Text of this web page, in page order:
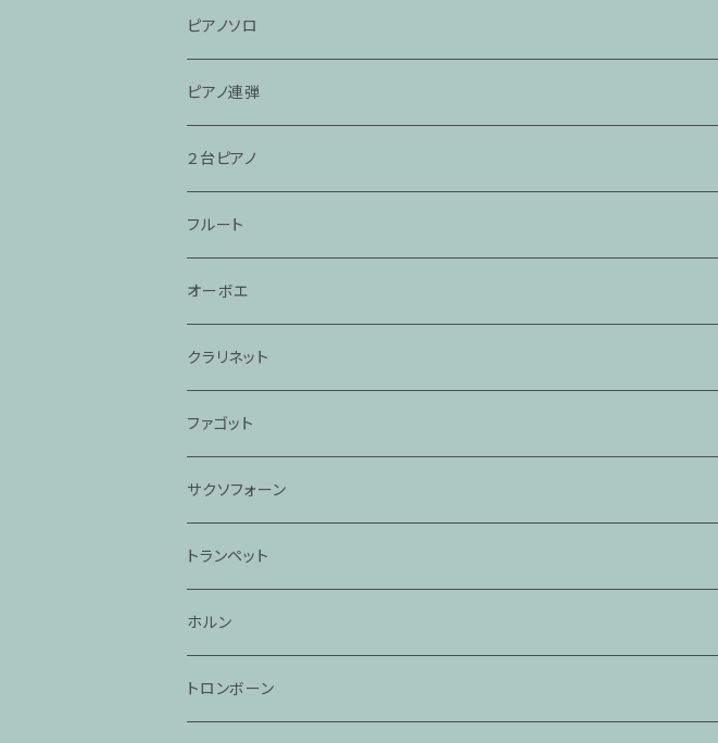
ピアノソロ
ピアノ連弾
２台ピアノ
フルート
オーボエ
クラリネット
ファゴット
サクソフォーン
トランペット
ホルン
トロンボーン